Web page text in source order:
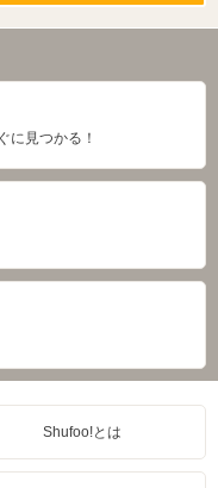
に見つかる！
Shufoo!とは